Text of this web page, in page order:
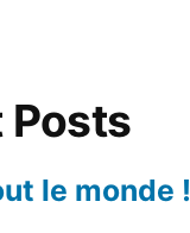
Posts
le monde !